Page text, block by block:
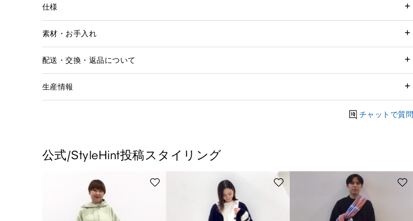
仕様
素材・お手入れ
配送・交換・返品について
生産情報
チャットで質問
公式/StyleHint投稿スタイリング